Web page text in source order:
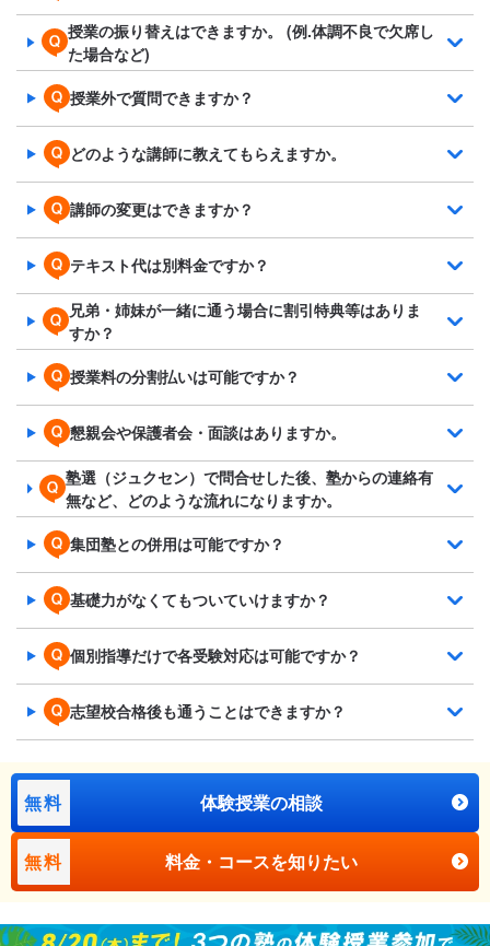
授業の振り替えはできますか。 (例.体調不良で欠席し
た場合など)
授業外で質問できますか？
どのような講師に教えてもらえますか。
講師の変更はできますか？
テキスト代は別料金ですか？
兄弟・姉妹が一緒に通う場合に割引特典等はありま
すか？
授業料の分割払いは可能ですか？
懇親会や保護者会・面談はありますか。
塾選（ジュクセン）で問合せした後、塾からの連絡有
無など、どのような流れになりますか。
集団塾との併用は可能ですか？
基礎力がなくてもついていけますか？
個別指導だけで各受験対応は可能ですか？
志望校合格後も通うことはできますか？
無料 体験授業の相談
無料 料金・コースを知りたい